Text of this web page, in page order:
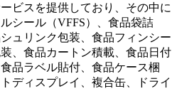
ビスを提供しており、その中に
シール（VFFS）、食品袋詰
ュリンク包装、食品フィンシー
、食品カートン積載、食品日付
品ラベル貼付、食品ケース梱
ディスプレイ、複合缶、ドライ